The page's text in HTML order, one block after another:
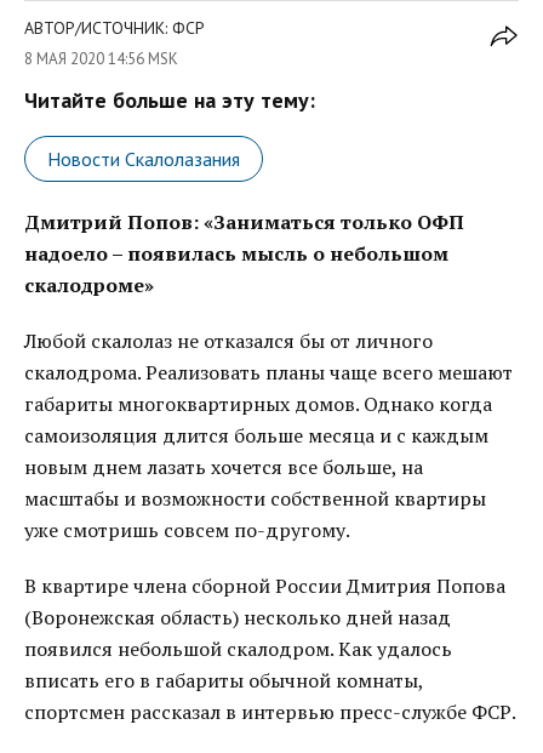
АВТОР/ИСТОЧНИК: ФСР
8 МАЯ 2020 14:56 MSK
Читайте больше на эту тему:
Новости Скалолазания
Дмитрий Попов: «Заниматься только ОФП
надоело – появилась мысль о небольшом
скалодроме»
Любой скалолаз не отказался бы от личного
скалодрома. Реализовать планы чаще всего мешают
габариты многоквартирных домов. Однако когда
самоизоляция длится больше месяца и с каждым
новым днем лазать хочется все больше, на
масштабы и возможности собственной квартиры
уже смотришь совсем по-другому.
В квартире члена сборной России Дмитрия Попова
(Воронежская область) несколько дней назад
появился небольшой скалодром. Как удалось
вписать его в габариты обычной комнаты,
спортсмен рассказал в интервью пресс-службе ФСР.